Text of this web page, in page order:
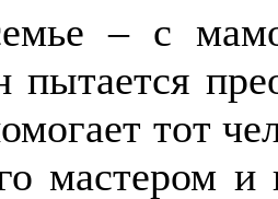
– с
пытается
тот
мастером и